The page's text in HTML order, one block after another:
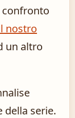
nostro
un altro
della serie.